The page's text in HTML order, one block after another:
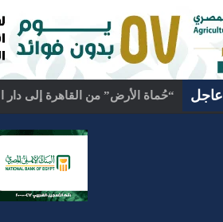
عاجل بمشاركة السعودية.. اجتماع رباعي